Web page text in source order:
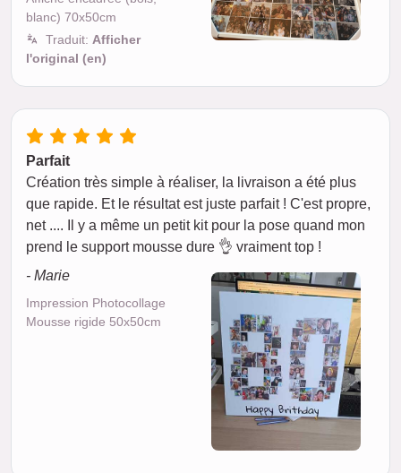
blanc) 70x50cm
Traduit: Afficher
l'original (en)
Parfait
Création très simple à réaliser, la livraison a été plus
que rapide. Et le résultat est juste parfait ! C'est propre,
net .... Il y a même un petit kit pour la pose quand mon
prend le support mousse dure 👌 vraiment top !
- Marie
Impression Photocollage
Mousse rigide 50x50cm